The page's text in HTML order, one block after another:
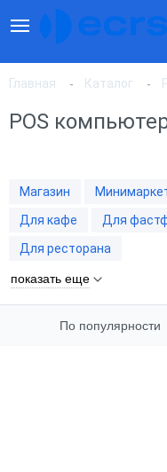
Главная Каталог
POS
Магазин
Для кафе
Для
Для ресторана
показать еще
По популярности
По цене, по